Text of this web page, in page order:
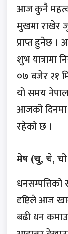
आज कुनै
मुखमा राखेर
प्राप्त हुनेछ
शुभ यात्रामा
०७ बजेर २१
यो समय
आजको दिनमा
रहेको छ ।
मेष (चु, चे,
धनसम्पत्तिको
दृष्टिले आज
बढी धन